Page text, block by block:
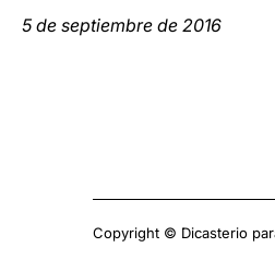
5 de septiembre de 2016
Copyright © Dicasterio